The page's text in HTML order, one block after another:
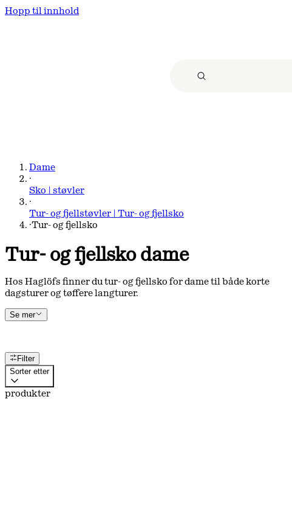
Hopp til innhold
Dame
·
Sko | støvler
·
Tur- og fjellstøvler | Tur- og fjellsko
·Tur- og fjellsko
Tur- og fjellsko dame
Hos Haglöfs finner du tur- og fjellsko for dame til både korte
dagsturer og tøffere langturer.
Se mer
Filter
Sorter etter
produkter